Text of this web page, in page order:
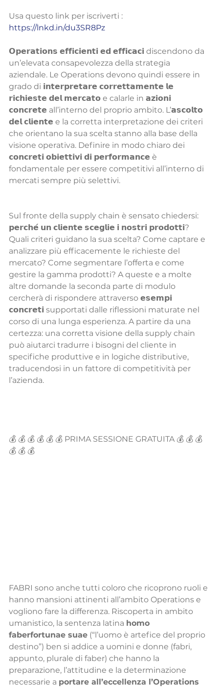
Usa questo link per iscriverti :
https://lnkd.in/du3SR8Pz
𝗢𝗽𝗲𝗿𝗮𝘁𝗶𝗼𝗻𝘀 𝗲𝗳𝗳𝗶𝗰𝗶𝗲𝗻𝘁𝗶 𝗲𝗱 𝗲𝗳𝗳𝗶𝗰𝗮𝗰𝗶 discendono da
un’elevata consapevolezza della strategia
aziendale. Le Operations devono quindi essere in
grado di 𝗶𝗻𝘁𝗲𝗿𝗽𝗿𝗲𝘁𝗮𝗿𝗲 𝗰𝗼𝗿𝗿𝗲𝘁𝘁𝗮𝗺𝗲𝗻𝘁𝗲 𝗹𝗲
𝗿𝗶𝗰𝗵𝗶𝗲𝘀𝘁𝗲 𝗱𝗲𝗹 𝗺𝗲𝗿𝗰𝗮𝘁𝗼 e calarle in 𝗮𝘇𝗶𝗼𝗻𝗶
𝗰𝗼𝗻𝗰𝗿𝗲𝘁𝗲 all’interno del proprio ambito. L’𝗮𝘀𝗰𝗼𝗹𝘁𝗼
𝗱𝗲𝗹 𝗰𝗹𝗶𝗲𝗻𝘁𝗲 e la corretta interpretazione dei criteri
che orientano la sua scelta stanno alla base della
visione operativa. Definire in modo chiaro dei
𝗰𝗼𝗻𝗰𝗿𝗲𝘁𝗶 𝗼𝗯𝗶𝗲𝘁𝘁𝗶𝘃𝗶 𝗱𝗶 𝗽𝗲𝗿𝗳𝗼𝗿𝗺𝗮𝗻𝗰𝗲 è
fondamentale per essere competitivi all’interno di
mercati sempre più selettivi.
Sul fronte della supply chain è sensato chiedersi:
𝗽𝗲𝗿𝗰𝗵𝗲́ 𝘂𝗻 𝗰𝗹𝗶𝗲𝗻𝘁𝗲 𝘀𝗰𝗲𝗴𝗹𝗶𝗲 𝗶 𝗻𝗼𝘀𝘁𝗿𝗶 𝗽𝗿𝗼𝗱𝗼𝘁𝘁𝗶?
Quali criteri guidano la sua scelta? Come captare e
analizzare più efficacemente le richieste del
mercato? Come segmentare l’offerta e come
gestire la gamma prodotti? A queste e a molte
altre domande la seconda parte di modulo
cercherà di rispondere attraverso 𝗲𝘀𝗲𝗺𝗽𝗶
𝗰𝗼𝗻𝗰𝗿𝗲𝘁𝗶 supportati dalle riflessioni maturate nel
corso di una lunga esperienza. A partire da una
certezza: una corretta visione della supply chain
può aiutarci tradurre i bisogni del cliente in
specifiche produttive e in logiche distributive,
traducendosi in un fattore di competitività per
l’azienda.
💰 💰 💰 💰 💰 💰 PRIMA SESSIONE GRATUITA 💰 💰 💰
💰 💰 💰
FABRI sono anche tutti coloro che ricoprono ruoli e
hanno mansioni attinenti all’ambito Operations e
vogliono fare la differenza. Riscoperta in ambito
umanistico, la sentenza latina homo
faberfortunae suae (“l’uomo è artefice del proprio
destino”) ben si addice a uomini e donne (fabri,
appunto, plurale di faber) che hanno la
preparazione, l’attitudine e la determinazione
necessarie a portare all’eccellenza l’Operations